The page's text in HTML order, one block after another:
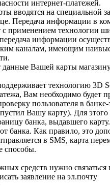
интернет-платежей.
вводятся на специальной
Передача информации в
с применением технологии
информации
каналам, имеющим
данные Вашей карты
технологию 3D
Вам необходимо будет
пользователя в
Вашу карту). Для этого
банка, выдавшего
банка. Как правило, это
в SMS, карта
способы.
средств нужно связаться
заявление на эл.почту